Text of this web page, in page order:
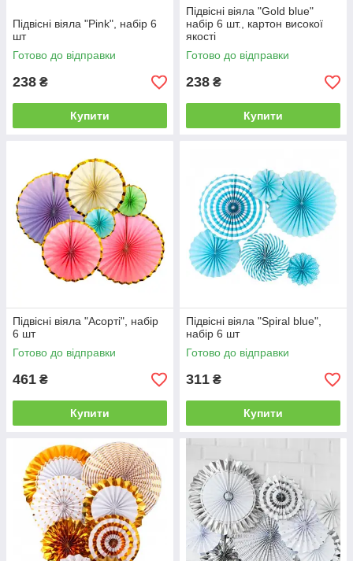
Підвісні віяла "Pink", набір 6
шт
Готово до відправки
238 ₴
Купити
Підвісні віяла "Gold blue"
набір 6 шт., картон високої
якості
Готово до відправки
238 ₴
Купити
Підвісні віяла "Асорті", набір
6 шт
Готово до відправки
461 ₴
Купити
Підвісні віяла "Spiral blue",
набір 6 шт
Готово до відправки
311 ₴
Купити